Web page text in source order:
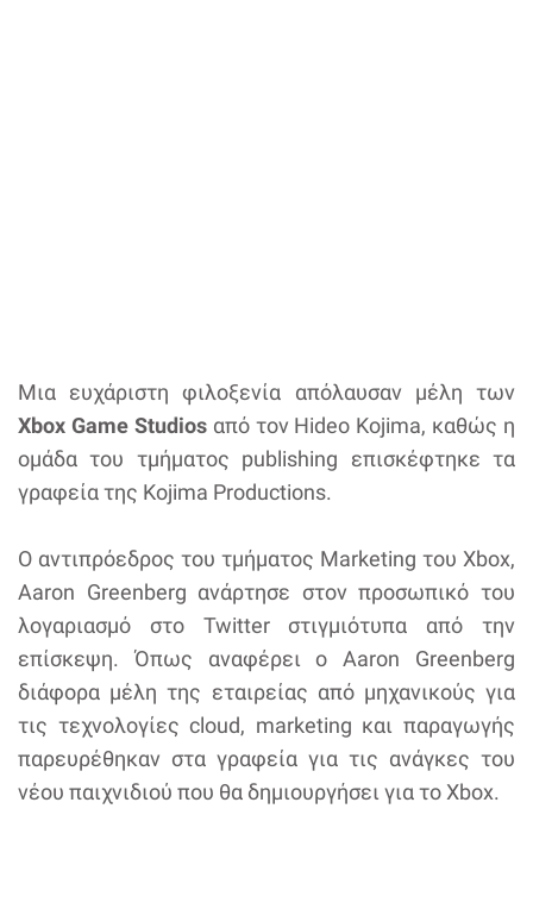
Μια ευχάριστη φιλοξενία απόλαυσαν μέλη των
Xbox Game Studiosαπό τον Hideo Kojima, καθώς η
ομάδα του τμήματος publishing επισκέφτηκε τα
γραφεία της Kojima Productions.
Ο αντιπρόεδρος του τμήματος Marketing του Xbox,
Aaron Greenberg ανάρτησε στον προσωπικό του
λογαριασμό στο Twitter στιγμιότυπα από την
επίσκεψη. Όπως αναφέρει ο Aaron Greenberg
διάφορα μέλη της εταιρείας από μηχανικούς για
τις τεχνολογίες cloud, marketing και παραγωγής
παρευρέθηκαν στα γραφεία για τις ανάγκες του
νέου παιχνιδιού που θα δημιουργήσει για το Xbox.